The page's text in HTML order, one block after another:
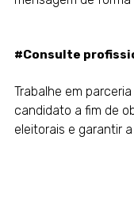
#Consulte
Trabalhe em
candidato a fim de
eleitorais e garantir